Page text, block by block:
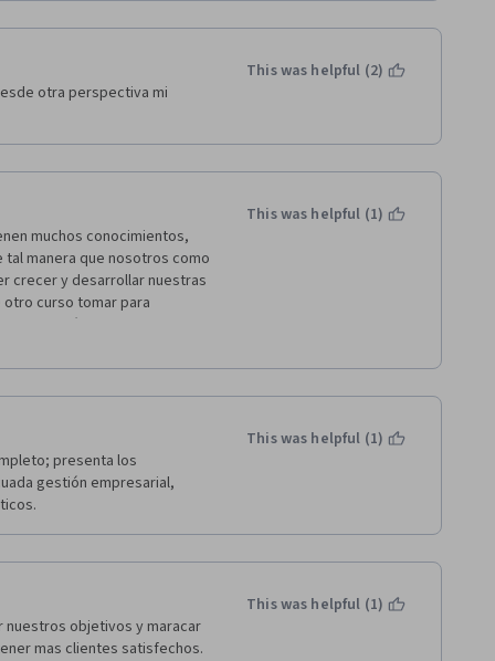
otra perspectiva mi
This was helpful (2)
muchos conocimientos,
tal manera que nosotros como
crecer y desarrollar nuestras
curso tomar para
Gestión Empresarial
/ Sólo les hago
en el curso se ven
This was helpful (1)
presenta los
gestión empresarial,
This was helpful (1)
nuestros objetivos y maracar
mas clientes satisfechos.
This was helpful (1)